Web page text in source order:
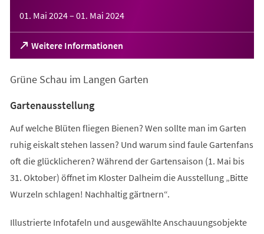
01. Mai 2024– 01. Mai 2024
Weitere Informationen
(Öffnet
in
neuen
Grüne Schau im Langen Garten
Gartenausstellung
Auf welche Blüten fliegen Bienen? Wen sollte man im Garten
ruhig eiskalt stehen lassen? Und warum sind faule Gartenfans
oft die glücklicheren? Während der Gartensaison (1. Mai bis
31. Oktober) öffnet im Kloster Dalheim die Ausstellung „Bitte
Wurzeln schlagen! Nachhaltig gärtnern“.
Illustrierte Infotafeln und ausgewählte Anschauungsobjekte